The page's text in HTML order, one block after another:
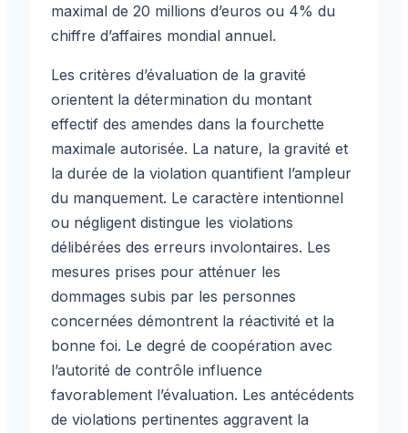
maximal de 20 millions d’euros ou 4% du
chiffre d’affaires mondial annuel.
Les critères d’évaluation de la gravité
orientent la détermination du montant
effectif des amendes dans la fourchette
maximale autorisée. La nature, la gravité et
la durée de la violation quantifient l’ampleur
du manquement. Le caractère intentionnel
ou négligent distingue les violations
délibérées des erreurs involontaires. Les
mesures prises pour atténuer les
dommages subis par les personnes
concernées démontrent la réactivité et la
bonne foi. Le degré de coopération avec
l’autorité de contrôle influence
favorablement l’évaluation. Les antécédents
de violations pertinentes aggravent la